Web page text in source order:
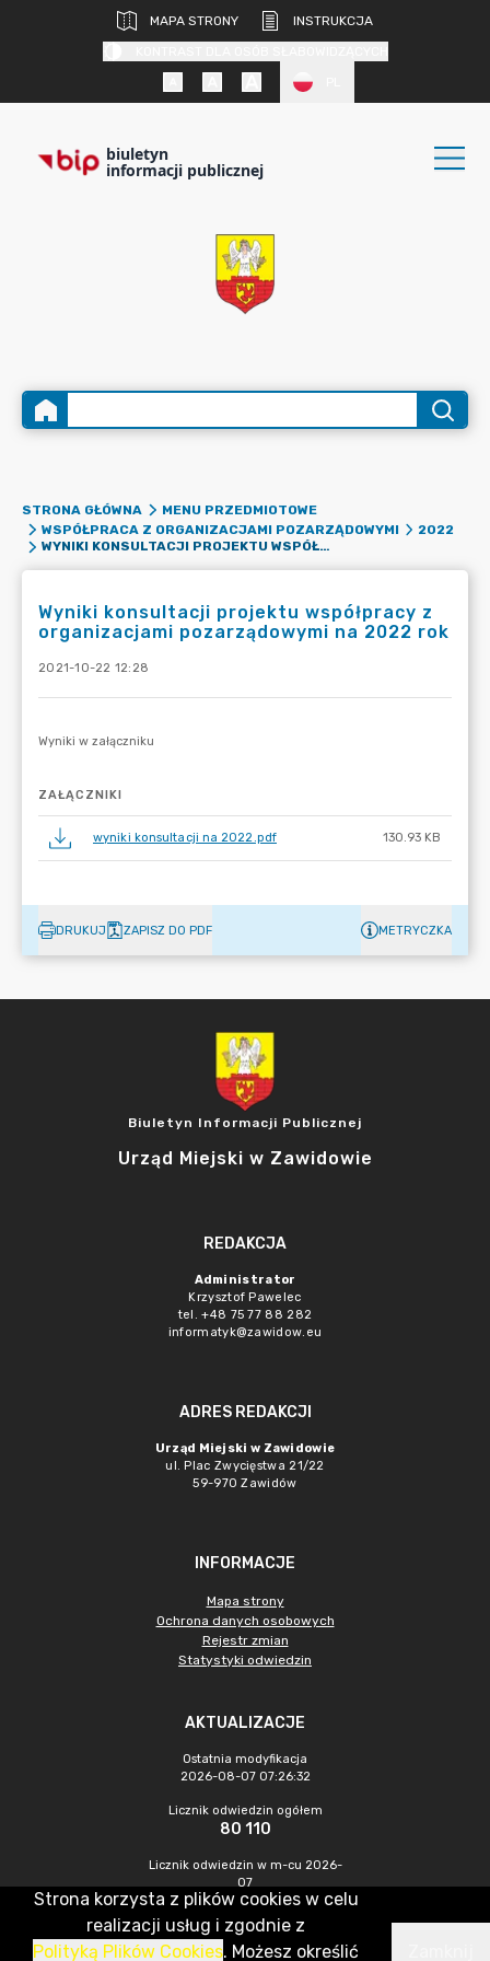
MAPA STRONY
INSTRUKCJA
biuletyn
informacji publicznej
STRONA GŁÓWNA
MENU PRZEDMIOTOWE
WSPÓŁPRACA Z ORGANIZACJAMI POZARZĄDOWYMI
2022
WYNIKI KONSULTACJI PROJEKTU WSPÓŁPRACY Z ORGANIZACJAMI POZARZĄDOWYMI NA 2022 ROK
Wyniki konsultacji projektu współpracy z
organizacjami pozarządowymi na 2022 rok
2021-10-22 12:28
ZAŁĄCZNIKI
wyniki konsultacji na 2022.pdf 130.93 KB
DRUKUJ ZAPISZ DO PDF METRYCZKA
Biuletyn Informacji Publicznej
Urząd Miejski w Zawidowie
REDAKCJA
Administrator
Krzysztof Pawelec
tel. +48 75 77 88 282
informatyk@zawidow.eu
ADRES REDAKCJI
Urząd Miejski w Zawidowie
ul. Plac Zwycięstwa 21/22
59-970 Zawidów
INFORMACJE
Mapa strony
Ochrona danych osobowych
Rejestr zmian
Statystyki odwiedzin
AKTUALIZACJE
Ostatnia modyfikacja
2026-08-07 07:26:32
Licznik odwiedzin ogółem
80 110
Licznik odwiedzin w m-cu 2026-
07
228
CMS & Hosting: Nefeni Sp. z o.o.
Strona korzysta z plików cookies w celu
realizacji usług i zgodnie z
Polityką Plików Cookies. Możesz określić